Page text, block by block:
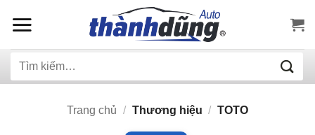
qua
dung
Tìm
Trang chủ / Thương hiệu / TOTO